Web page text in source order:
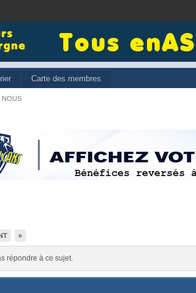
Carte des membres
NOUS
»
répondre à ce sujet.